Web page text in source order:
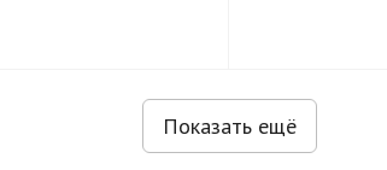
Показать ещё